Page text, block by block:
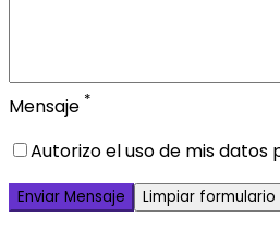
Mensaje *
Autorizo el uso de mis datos
Limpiar formulario